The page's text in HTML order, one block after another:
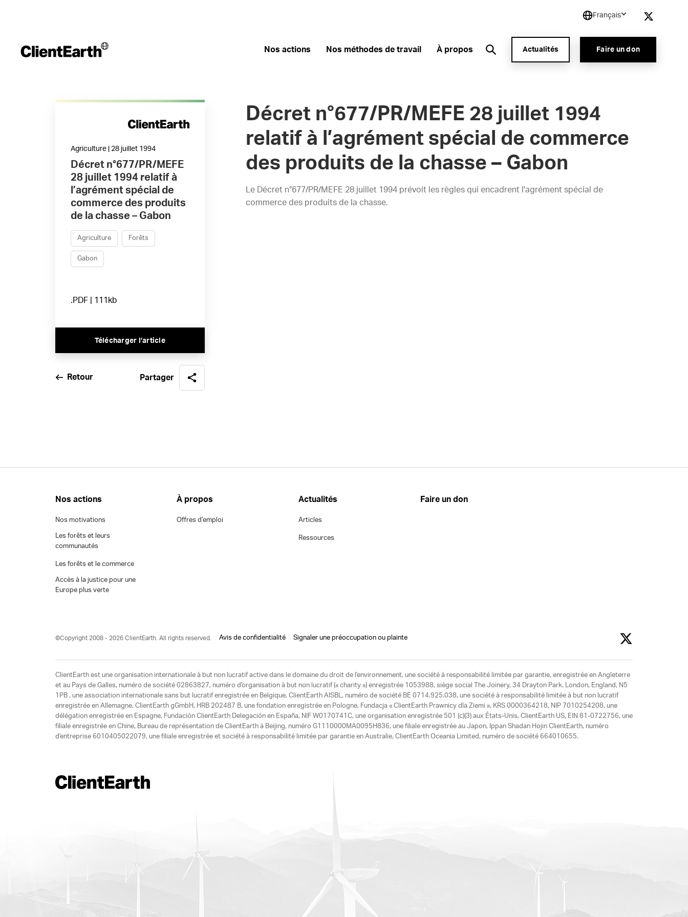
Français
Nos actions Nos méthodes de travail À propos Actualités Faire un don
Agriculture | 28 juillet 1994
Décret n°677/PR/MEFE
28 juillet 1994 relatif à
l’agrément spécial de
commerce des produits
de la chasse – Gabon
Agriculture Forêts
Gabon
.PDF | 111kb
Télécharger l’article
Retour Partager
Décret n°677/PR/MEFE 28 juillet 1994
relatif à l’agrément spécial de commerce
des produits de la chasse – Gabon
Le Décret n°677/PR/MEFE 28 juillet 1994 prévoit les règles qui encadrent l'agrément spécial de
commerce des produits de la chasse.
Nos actions
Nos motivations
Les forêts et leurs
communautés
Les forêts et le commerce
Accès à la justice pour une
Europe plus verte
À propos
Offres d’emploi
Actualités
Articles
Ressources
Faire un don
©Copyright 2008 - 2026 ClientEarth. All rights reserved. Avis de confidentialité Signaler une préoccupation ou plainte
ClientEarth est une organisation internationale à but non lucratif active dans le domaine du droit de l'environnement, une société à responsabilité limitée par garantie, enregistrée en Angleterre
et au Pays de Galles, numéro de société 02863827, numéro d'organisation à but non lucratif (« charity ») enregistrée 1053988, siège social The Joinery, 34 Drayton Park. London, England, N5
1PB , une association internationale sans but lucratif enregistrée en Belgique, ClientEarth AISBL, numéro de société BE 0714.925.038, une société à responsabilité limitée à but non lucratif
enregistrée en Allemagne, ClientEarth gGmbH, HRB 202487 B, une fondation enregistrée en Pologne, Fundacja « ClientEarth Prawnicy dla Ziemi », KRS 0000364218, NIP 7010254208, une
délégation enregistrée en Espagne, Fundación ClientEarth Delegación en España, NIF W0170741C, une organisation enregistrée 501 (c)(3) aux États-Unis, ClientEarth US, EIN 81-0722756, une
filiale enregistrée en Chine, Bureau de représentation de ClientEarth à Beijing, numéro G1110000MA0095H836, une filiale enregistrée au Japon, Ippan Shadan Hojin ClientEarth, numéro
d'entreprise 6010405022079, une filiale enregistrée et société à responsabilité limitée par garantie en Australie, ClientEarth Oceania Limited, numéro de société 664010655.